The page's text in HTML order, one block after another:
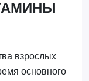
взрослых
основного